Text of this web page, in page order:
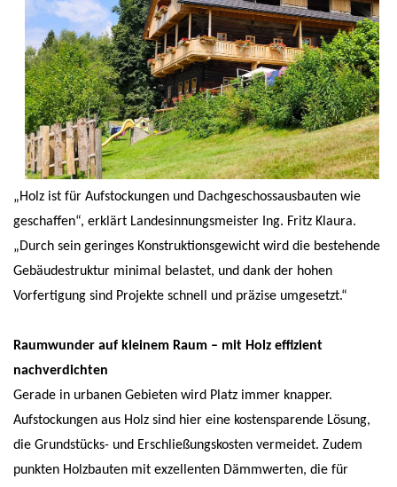
„Holz ist für Aufstockungen und Dachgeschossausbauten wie
geschaffen“, erklärt Landesinnungsmeister Ing. Fritz Klaura.
„Durch sein geringes Konstruktionsgewicht wird die bestehende
Gebäudestruktur minimal belastet, und dank der hohen
Vorfertigung sind Projekte schnell und präzise umgesetzt.“
Raumwunder auf kleinem Raum – mit Holz effizient
nachverdichten
Gerade in urbanen Gebieten wird Platz immer knapper.
Aufstockungen aus Holz sind hier eine kostensparende Lösung,
die Grundstücks- und Erschließungskosten vermeidet. Zudem
punkten Holzbauten mit exzellenten Dämmwerten, die für